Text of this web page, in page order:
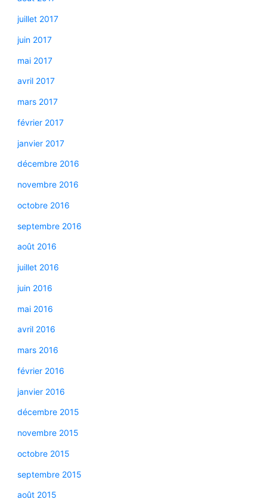
juillet 2017
juin 2017
mai 2017
avril 2017
mars 2017
février 2017
janvier 2017
décembre 2016
novembre 2016
octobre 2016
septembre 2016
août 2016
juillet 2016
juin 2016
mai 2016
avril 2016
mars 2016
février 2016
janvier 2016
décembre 2015
novembre 2015
octobre 2015
septembre 2015
août 2015